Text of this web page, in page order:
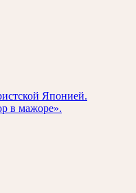
Японией.
в мажоре».